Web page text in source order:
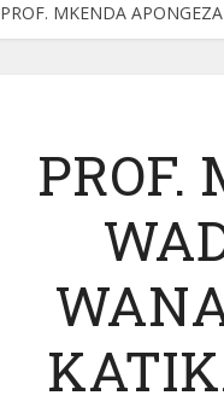
PROF. MKENDA
PROF.